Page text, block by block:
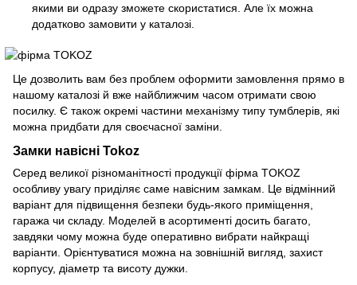
якими ви одразу зможете скористатися. Але їх можна
додатково замовити у каталозі.
Це дозволить вам без проблем оформити замовлення прямо в
нашому каталозі й вже найближчим часом отримати свою
посилку. Є також окремі частини механізму типу тумблерів, які
можна придбати для своєчасної заміни.
Замки навісні Tokoz
Серед великої різноманітності продукції фірма TOKOZ
особливу увагу приділяє саме навісним замкам. Це відмінний
варіант для підвищення безпеки будь-якого приміщення,
гаража чи складу. Моделей в асортименті досить багато,
завдяки чому можна буде оперативно вибрати найкращі
варіанти. Орієнтуватися можна на зовнішній вигляд, захист
корпусу, діаметр та висоту дужки.